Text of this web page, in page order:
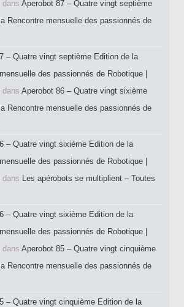
dans Aperobot 87 – Quatre vingt septième
Rencontre mensuelle des passionnés de
– Quatre vingt septième Edition de la
des passionnés de Robotique |
dans Aperobot 86 – Quatre vingt sixième
Rencontre mensuelle des passionnés de
– Quatre vingt sixième Edition de la
des passionnés de Robotique |
dans Les apérobots se multiplient – Toutes
– Quatre vingt sixième Edition de la
des passionnés de Robotique |
dans Aperobot 85 – Quatre vingt cinquième
Rencontre mensuelle des passionnés de
– Quatre vingt cinquième Edition de la